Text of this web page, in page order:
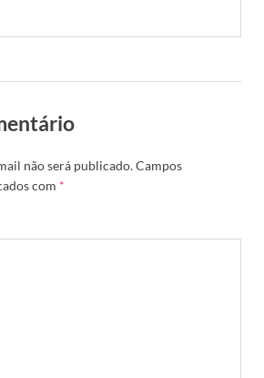
não será publicado.Campos
com *